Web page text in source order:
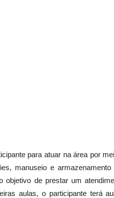
para atuar na área por
manuseio e
objetivo de prestar um
aulas, o participante terá